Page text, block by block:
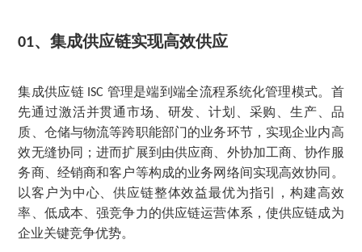
01、集成供应链实现高效供应
集成供应链ISC 管理是端到端全流程系统化管理模式。首
先通过激活并贯通市场、研发、计划、采购、生产、品
质、仓储与物流等跨职能部门的业务环节，实现企业内高
效无缝协同；进而扩展到由供应商、外协加工商、协作服
务商、经销商和客户等构成的业务网络间实现高效协同。
以客户为中心、供应链整体效益最优为指引，构建高效
率、低成本、强竞争力的供应链运营体系，使供应链成为
企业关键竞争优势。